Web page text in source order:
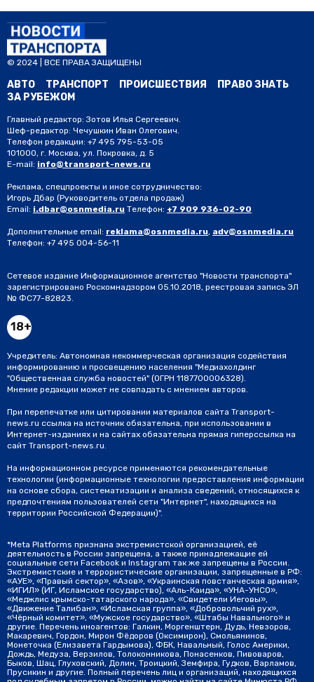
© 2024 | ВСЕ ПРАВА ЗАЩИЩЕНЫ
АВТО ТРАНСПОРТ ПРОИСШЕСТВИЯ
ПРАВО ЗНАТЬ
ЗА РУБЕЖОМ
Главный редактор: Зотов Илья Сергеевич.
Шеф-редактор: Чечушкин Иван Олегович.
Телефон редакции: +7 495 795-53-05
101000, г. Москва, ул. Покровка, д. 5
E-mail: info@transport-news.ru
Реклама, спецпроекты и иное сотрудничество:
Игорь Дбар (Руководитель отдела продаж)
Email: i.dbar@osnmedia.ru Телефон: +7 909 936-02-90
Дополнительные email: reklama@osnmedia.ru, adv@osnmedia.ru
Телефон: +7 495 004-56-11
Сетевое издание Информационное агентство "Новости транспорта"
зарегистрировано Роскомнадзором 05.10.2018, реестровая запись ЭЛ
№ ФС77-82823.
18+
Учредитель: Автономная некоммерческая организация содействия
информированию и просвещению населения "Медиахолдинг
"Общественная служба новостей" (ОГРН 1187700006328).
Мнение редакции может не совпадать с мнением авторов.
При перепечатке или цитировании материалов сайта Transport-
news.ru ссылка на источник обязательна, при использовании в
Интернет-изданиях и на сайтах обязательна прямая гиперссылка на
сайт Transport-news.ru.
На информационном ресурсе применяются рекомендательные
технологии (информационные технологии предоставления информации
на основе сбора, систематизации и анализа сведений, относящихся к
предпочтениям пользователей сети "Интернет", находящихся на
территории Российской Федерации)".
*Meta Platforms признана экстремистской организацией, её
деятельность в России запрещена, а также принадлежащие ей
социальные сети Facebook и Instagram так же запрещены в России.
Экстремистские и террористические организации, запрещенные в РФ:
«АУЕ», «Правый сектор», «Азов», «Украинская повстанческая армия»,
«ИГИЛ» (ИГ, Исламское государство), «Аль-Каида», «УНА-УНСО»,
«Меджлис крымско-татарского народа», «Свидетели Иеговы»,
«Движение Талибан», «Исламская группа», «Добровольчий рух»,
«Чёрный комитет», «Мужское государство», «Штабы Навального» и
другие. Перечень иноагентов: Галкин, Моргенштерн, Дудь, Невзоров,
Макаревич, Гордон, Мирон Фёдоров (Оксимирон), Смольянинов,
Монеточка (Елизавета Гардымова), ФБК, Навальный, Голос Америки,
Дождь, Медуза, Верзилов, Толоконникова, Понасенков, Пивоваров,
Быков, Шац, Глуховский, Долин, Троицкий, Земфира, Гудков, Варламов,
Прусикин и другие. Полный перечень лиц и организаций, находящихся